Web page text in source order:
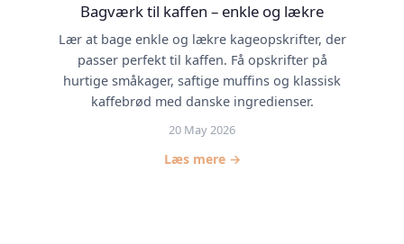
Bagværk til kaffen – enkle og lækre
Lær at bage enkle og lækre kageopskrifter, der
passer perfekt til kaffen. Få opskrifter på
hurtige småkager, saftige muffins og klassisk
kaffebrød med danske ingredienser.
20 May 2026
Læs mere →